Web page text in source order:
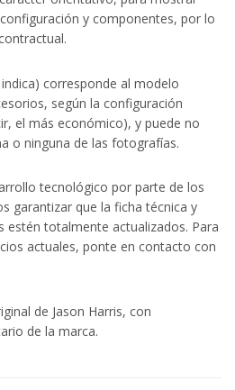
y componentes, por lo
corresponde al modelo
según la configuración
el más económico), y puede no
o ninguna de las fotografías.
tecnológico por parte de los
garantizar que la ficha técnica y
estén totalmente actualizados. Para
actuales, ponte en contacto con
de Jason Harris, con
de la marca.